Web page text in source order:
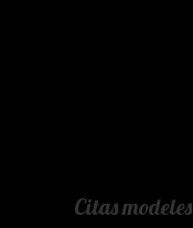
Citas modeles